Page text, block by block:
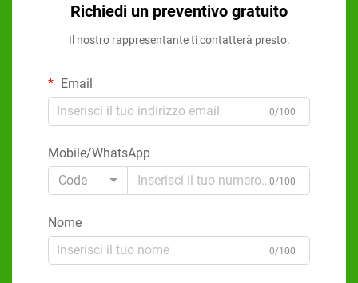
Richiedi un preventivo gratuito
Il nostro rappresentante ti contatterà presto.
Email
0/100
Mobile/WhatsApp
Code
0/100
Nome
0/100